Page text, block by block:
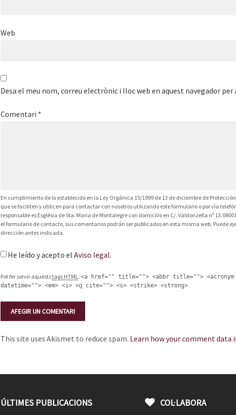
Web
Desa el meu nom, correu electrònic i lloc web en aquest navegador
Comentari *
En cumplimiento de lo establecido en la Ley Orgánica 15/1999 de 13 de diciembre de
que se faciliten y utilicen para contactar con nosotros utilizando este formulario o por vía
responsable es Església de Sta. Maria de Montalegre con domicilio en C/. Valdonzella nº
el formulario de contacto, sus comentarios podrán ser publicados en esta misma web. Puede
dirección antes indicada.
He leído y acepto el Aviso legal.
Pot fer servir aqueststags HTML: <a href="" title=""> <abbr title="">
datetime=""> <em> <i> <q cite=""> <s> <strike> <strong>
This site uses Akismet to reduce spam. Learn how your comment data
ÚLTIMES PUBLICACIONS COL·LABORA